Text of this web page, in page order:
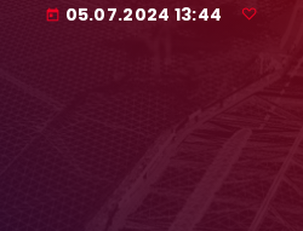
today 05.07.2024 13:44